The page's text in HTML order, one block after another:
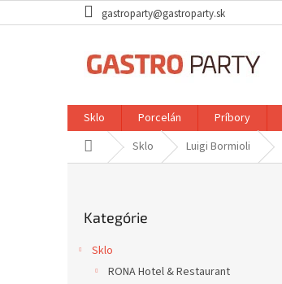
na
gastroparty@gastroparty.sk
Sklo Porcelán Príbory
DomovSklo Luigi Bormioli
kategórie
Kategórie
Sklo
RONA Hotel & Restaurant